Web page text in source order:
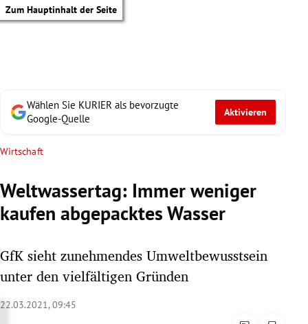
Zum Hauptinhalt der Seite
Wählen Sie KURIER als bevorzugte
Google-Quelle
Aktivieren
Wirtschaft
Weltwassertag: Immer weniger
kaufen abgepacktes Wasser
GfK sieht zunehmendes Umweltbewusstsein
unter den vielfältigen Gründen
22.03.2021, 09:45